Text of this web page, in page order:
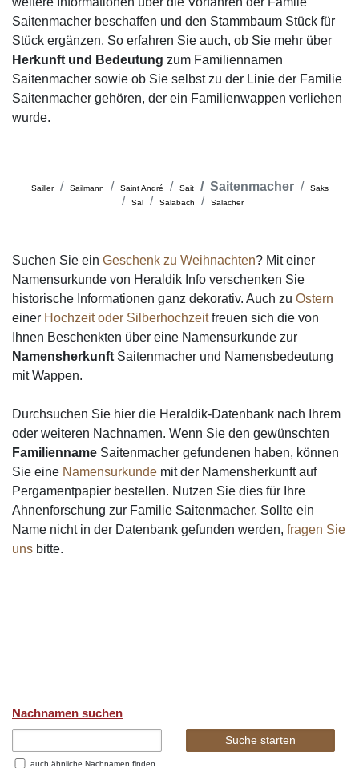
Saitenmacher beschaffen und den Stammbaum Stück für
Stück ergänzen. So erfahren Sie auch, ob Sie mehr über
Herkunft und Bedeutung zum Familiennamen
Saitenmacher sowie ob Sie selbst zu der Linie der Familie
Saitenmacher gehören, der ein Familienwappen verliehen
wurde.
Sailler Sailmann Saint André Sait Saitenmacher
Saks
Sal
Salabach Salacher
Suchen Sie ein Geschenk zu Weihnachten? Mit einer
Namensurkunde von Heraldik Info verschenken Sie
historische Informationen ganz dekorativ. Auch zu Ostern
einer Hochzeit oder Silberhochzeitfreuen sich die von
Ihnen Beschenkten über eine Namensurkunde zur
Namensherkunft Saitenmacher und Namensbedeutung
mit Wappen.
Durchsuchen Sie hier die Heraldik-Datenbank nach Ihrem
oder weiteren Nachnamen. Wenn Sie den gewünschten
Familienname Saitenmacher gefundenen haben, können
Sie eine Namensurkunde mit der Namensherkunft auf
Pergamentpapier bestellen. Nutzen Sie dies für Ihre
Ahnenforschung zur Familie Saitenmacher. Sollte ein
Name nicht in der Datenbank gefunden werden, fragen Sie
uns bitte.
Nachnamen suchen
auch ähnliche Nachnamen finden